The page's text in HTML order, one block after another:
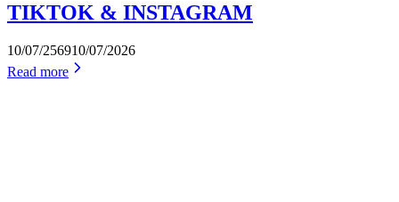
TIKTOK & INSTAGRAM
10/07/256910/07/2026
Read more